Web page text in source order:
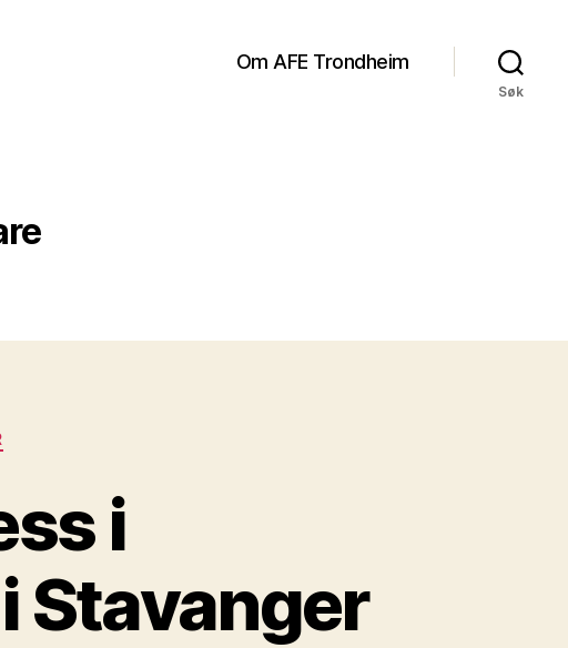
Om AFE Trondheim
Søk
i
Stavanger